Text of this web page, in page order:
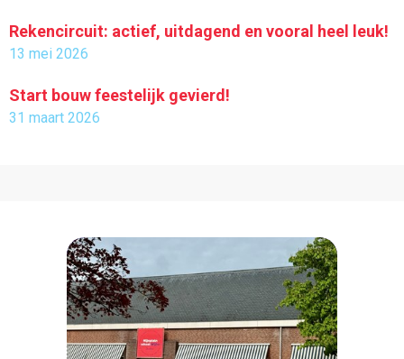
Rekencircuit: actief, uitdagend en vooral heel leuk!
13 mei 2026
Start bouw feestelijk gevierd!
31 maart 2026